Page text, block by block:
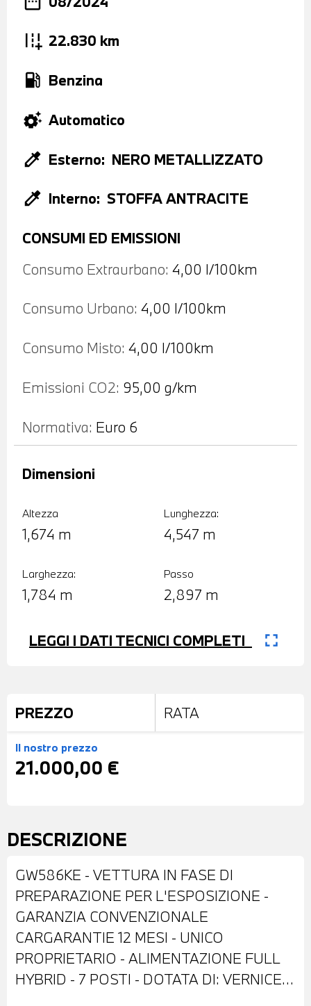
add_road 22.830 km
local_gas_station Benzina
settings_suggest Automatico
colorize Esterno: NERO METALLIZZATO
colorize Interno: STOFFA ANTRACITE
CONSUMI ED EMISSIONI
Consumo Extraurbano: 4,00 l/100km
Consumo Urbano: 4,00 l/100km
Consumo Misto: 4,00 l/100km
Emissioni CO2: 95,00 g/km
Normativa: Euro 6
Altezza
1,674 m
Lunghezza:
4,547 m
Dimensioni
Larghezza:
1,784 m
Passo
2,897 m
LEGGI I DATI TECNICI COMPLETI fullscreen
PREZZO RATA
Il nostro prezzo
21.000,00 €
DESCRIZIONE
GW586KE - VETTURA IN FASE DI
PREPARAZIONE PER L'ESPOSIZIONE -
GARANZIA CONVENZIONALE
CARGARANTIE 12 MESI - UNICO
PROPRIETARIO - ALIMENTAZIONE FULL
HYBRID - 7 POSTI - DOTATA DI: VERNICE